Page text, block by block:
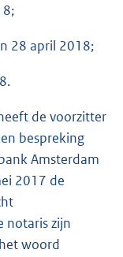
28 april 2018;
de voorzitter
bespreking
Amsterdam
2017 de
notaris zijn
woord